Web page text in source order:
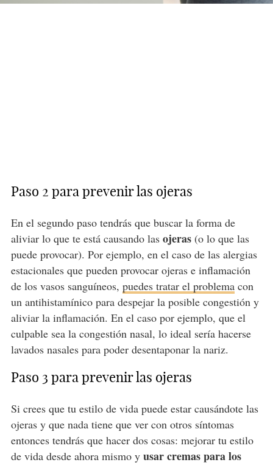
Paso 2 para prevenir las ojeras
En el segundo paso tendrás que buscar la forma de
aliviar lo que te está causando las ojeras(o lo que las
puede provocar). Por ejemplo, en el caso de las alergias
estacionales que pueden provocar ojeras e inflamación
de los vasos sanguíneos, puedes tratar el problemacon
un antihistamínico para despejar la posible congestión y
aliviar la inflamación. En el caso por ejemplo, que el
culpable sea la congestión nasal, lo ideal sería hacerse
lavados nasales para poder desentaponar la nariz.
Paso 3 para prevenir las ojeras
Si crees que tu estilo de vida puede estar causándote las
ojeras y que nada tiene que ver con otros síntomas
entonces tendrás que hacer dos cosas: mejorar tu estilo
de vida desde ahora mismo y usar cremas para los